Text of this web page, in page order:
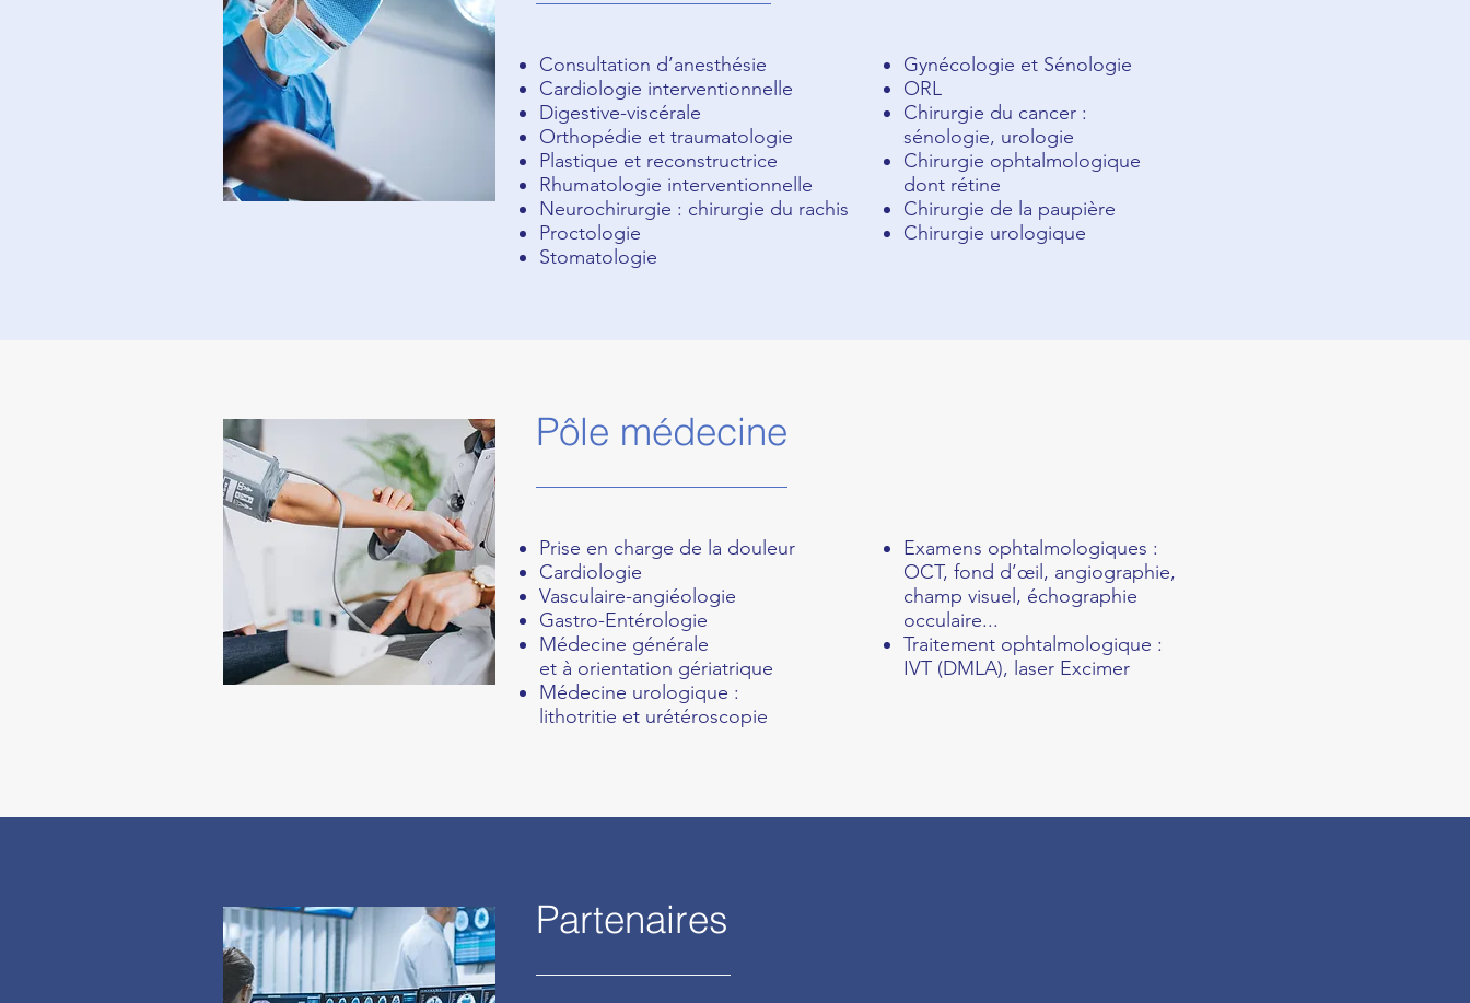
Consultation d’anesthésie
Cardiologie interventionnelle
Digestive-viscérale
Orthopédie et traumatologie
Plastique et reconstructrice
Rhumatologie interventionnelle
Neurochirurgie : chirurgie du rachis
Proctologie
Stomatologie
Gynécologie et Sénologie
ORL
Chirurgie du cancer :
sénologie, urologie
Chirurgie ophtalmologique
dont rétine
Chirurgie de la paupière
Chirurgie urologique
Pôle médecine
Prise en charge de la douleur
Cardiologie
Vasculaire-angiéologie
Gastro-Entérologie
Médecine générale
et à orientation gériatrique
Médecine urologique :
lithotritie et urétéroscopie
Examens ophtalmologiques :
OCT, fond d’œil, angiographie,
champ visuel, échographie
occulaire...
Traitement ophtalmologique :
IVT (DMLA), laser Excimer
Partenaires